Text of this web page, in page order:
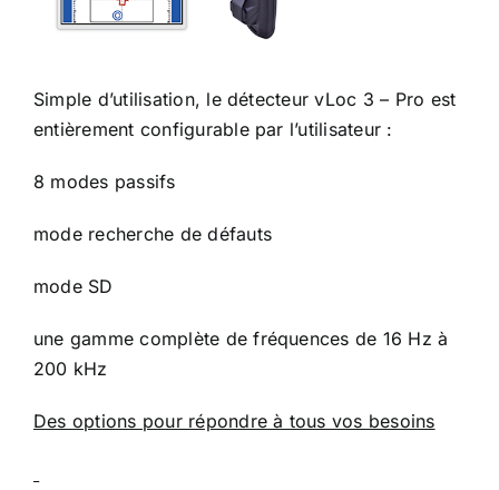
Simple d’utilisation, le détecteur vLoc 3 – Pro est
entièrement configurable par l’utilisateur :
8 modes passifs
mode recherche de défauts
mode SD
une gamme complète de fréquences de 16 Hz à
200 kHz
Des options pour répondre à tous vos besoins